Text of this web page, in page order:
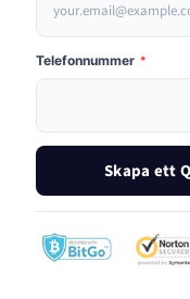
Telefonnummer *
Skapa ett